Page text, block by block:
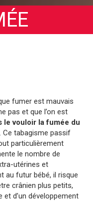
fumer est mauvais
pas et que l’on est
le vouloir la fumée du
. Ce tabagisme passif
particulièrement
le nombre de
utérines et
au futur bébé, il risque
crânien plus petits,
d’un développement